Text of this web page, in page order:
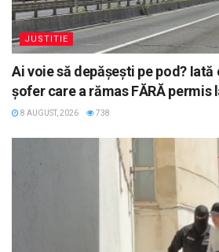
JUSTITIE
Ai voie să depășești pe pod? Iată
șofer care a rămas FĂRĂ permis
8 AUGUST, 2026 738